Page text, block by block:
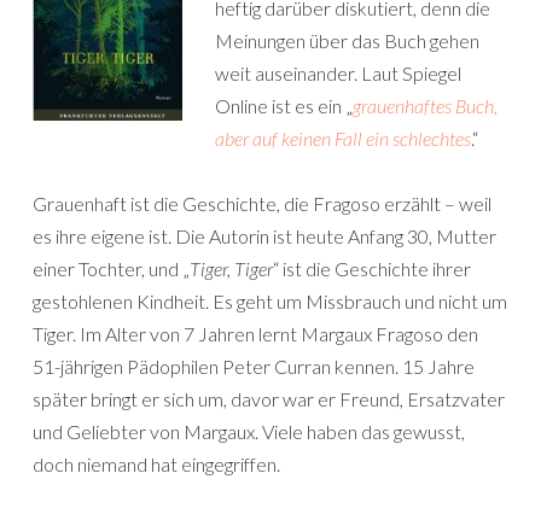
heftig darüber diskutiert, denn die
Meinungen über das Buch gehen
weit auseinander. Laut Spiegel
Online ist es ein „grauenhaftes Buch,
aber auf keinen Fall ein schlechtes.“
Grauenhaft ist die Geschichte, die Fragoso erzählt – weil
es ihre eigene ist. Die Autorin ist heute Anfang 30, Mutter
einer Tochter, und „Tiger, Tiger“ ist die Geschichte ihrer
gestohlenen Kindheit. Es geht um Missbrauch und nicht um
Tiger. Im Alter von 7 Jahren lernt Margaux Fragoso den
51-jährigen Pädophilen Peter Curran kennen. 15 Jahre
später bringt er sich um, davor war er Freund, Ersatzvater
und Geliebter von Margaux. Viele haben das gewusst,
doch niemand hat eingegriffen.